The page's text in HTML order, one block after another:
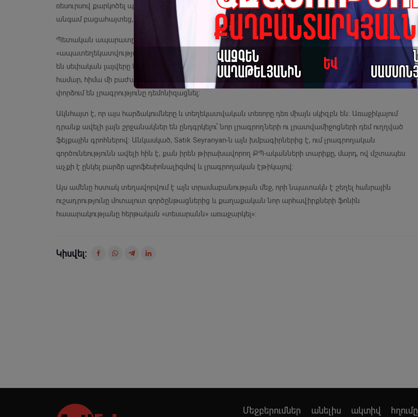
ռեսուրսով քարկոծել պրոֆեսիոնալ լրագրողին ու մի ամբողջ լրատվական թիմին։ Այդ դրվագը ևս մեկ
անգամ բացահայտեց, թե ինչ են շնչում այս մարդիկ, և որն է նրանց իրական նպատակը։
Պետական ապարատը ստի, կեղծիքի և ֆեյքնյուզի վրա կառուցողները այսօր փորձում են խոսել
«ապատեղեկատվության ու ֆեյքերի» մասին։ Սրանք, ովքեր պետական ողջ համակարգը ծառայեցնում
են սեփական լայվերը և դեզինֆորմացիայի արտադրությունը տիրաժավորելու, լայքեր ապահովելու
համար, հիմա մի բաժակ ջրում փոթորիկ են փնտրում և լուրջ խնդիրների փոխարեն հանրության աչքին
փորձում են լրագրությունը դեմոնիզացնել։
Ակնհայտ է, որ այս հարձակումները և տեղեկատվական տեռորը դեռ միայն սկիզբն են։ Առաջիկայում
դրանք ավելի լայն շրջանակներ են ընդգրկելու՝ նոր լրագրողների ու լրատվամիջոցների դեմ ուղղված
ֆեյքային գրոհներով։ Անկասկած, Satik Seyranyan-ն այն խմբագիրներից է, ում լրագրողական
գործունեությունն ավելի հին է, քան իրեն թիրախավորող ՔՊ-ականների տարիքը, մարդ, ով մշտապես
աչքի է ընկել բարձր պրոֆեսիոնալիզմով և լրագրողական էթիկայով։
Այս ամենը հստակ տեղավորվում է այն տրամաբանության մեջ, որի նպատակն է շեղել հանրային
ուշադրությունը մոտալուտ գործընթացներից և քաղաքական նոր արհավիրքների ֆոնին
հասարակությանը հերթական «տեսարանն» առաջարկել»։
Կիսվել:
Մեջբերումներ անելիս ակտիվ հղումը